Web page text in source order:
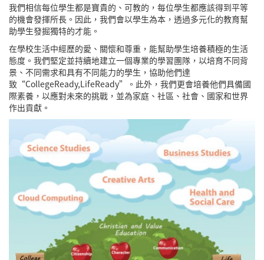
我們相信每位學生都是寶貴的、可教的，每位學生都應該得到平等
的機會發揮所長。因此，我們會以學生為本，透過多元化的教育幫
助學生發掘獨特的才能。
在學校生活中經歷的愛、關懷和尊重，能幫助學生培養積極的生活
態度。我們堅定並持續地建立一個專業的學習團隊，以培育不同背
景、不同需求和具有不同能力的學生，協助他們達
致“CollegeReady,LifeReady”。此外，我們更會培養他們具備國
際素養，以應對未來的挑戰，並為家庭、社區、社會、國家和世界
作出貢獻。